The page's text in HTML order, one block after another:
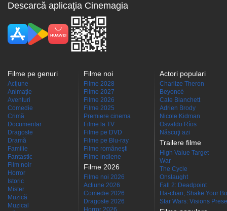
Descarcă aplicaţia Cinemagia
Filme pe genuri
Acţiune
Animaţie
Aventuri
Comedie
Crimă
Documentar
Dragoste
Dramă
Familie
Fantastic
Film noir
Horror
Istoric
Mister
Muzică
Muzical
Filme noi
Filme 2028
Filme 2027
Filme 2026
Filme 2025
Premiere cinema
Filme la TV
Filme pe DVD
Filme pe Blu-ray
Filme româneşti
Filme indiene
Filme 2026
Filme noi 2026
Actiune 2026
Comedie 2026
Dragoste 2026
Horror 2026
Actori populari
Charlize Theron
Beyoncé
Cate Blanchett
Adrien Brody
Nicole Kidman
Osvaldo Ríos
Născuţi azi
Trailere filme
High Value Target
War
The Cycle
Onslaught
Fall 2: Deadpoint
Ha-chan, Shake Your
Star Wars: Visions